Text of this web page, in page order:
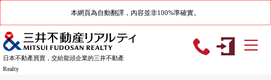
本網頁為自動翻譯，內容並非100%準確實。
日本不動產買賣，交給龍頭企業的三井不動產
Realty